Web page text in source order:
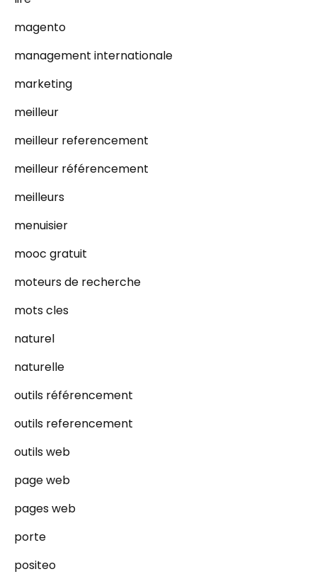
magento
management internationale
marketing
meilleur
meilleur referencement
meilleur référencement
meilleurs
menuisier
mooc gratuit
moteurs de recherche
mots cles
naturel
naturelle
outils référencement
outils referencement
outils web
page web
pages web
porte
positeo